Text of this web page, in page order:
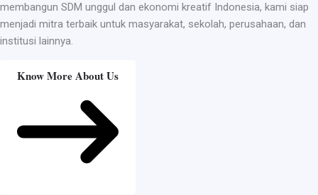
membangun SDM unggul dan ekonomi kreatif Indonesia, kami siap
menjadi mitra terbaik untuk masyarakat, sekolah, perusahaan, dan
institusi lainnya.
Know More About Us